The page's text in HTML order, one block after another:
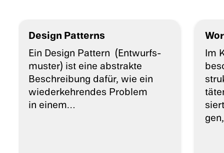
Design Patterns
Ein Design Pattern (Entwurfs­
mus­ter) ist eine abstrakte
Beschrei­bung dafür, wie ein
wieder­keh­ren­des Problem
in einem…
Im